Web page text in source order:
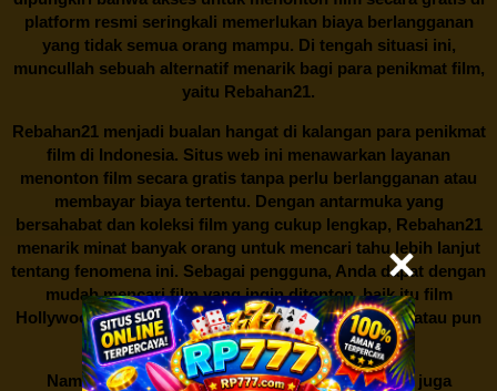
platform resmi seringkali memerlukan biaya berlangganan
yang tidak semua orang mampu. Di tengah situasi ini,
muncullah sebuah alternatif menarik bagi para penikmat film,
yaitu Rebahan21.
Rebahan21menjadi bualan hangat di kalangan para penikmat
film di Indonesia. Situs web ini menawarkan layanan
menonton film secara gratis tanpa perlu berlangganan atau
membayar biaya tertentu. Dengan antarmuka yang
bersahabat dan koleksi film yang cukup lengkap, Rebahan21
menarik minat banyak orang untuk mencari tahu lebih lanjut
tentang fenomena ini. Sebagai pengguna, Anda dapat dengan
mudah mencari film yang ingin ditonton, baik itu film
Hollywood terbaru, drama Korea yang sedang hits, atau pun
produksi film lokal dengan kualitas terbaik.
Namun, seperti halnya cerita manis,Rebahan21juga